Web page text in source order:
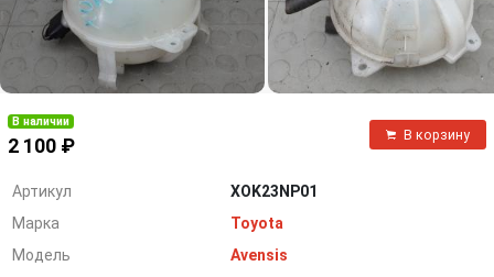
В наличии
2 100 ₽
В корзину
Артикул
XOK23NP01
Марка
Toyota
Модель
Avensis